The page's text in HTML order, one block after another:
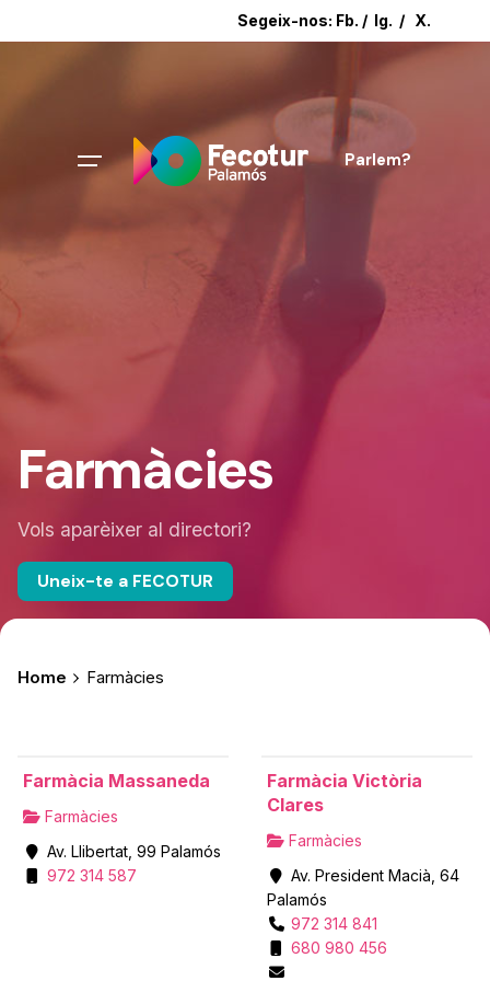
Segeix-nos: Fb. / Ig. / X.
Parlem?
Farmàcies
Vols aparèixer al directori?
Uneix-te a FECOTUR
Home Farmàcies
Farmàcia Massaneda
Farmàcies
Av. Llibertat, 99 Palamós
972 314 587
Farmàcia Victòria
Clares
Farmàcies
Av. President Macià, 64
Palamós
972 314 841
680 980 456